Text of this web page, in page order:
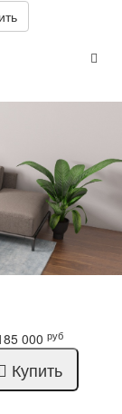
000 руб
Купить